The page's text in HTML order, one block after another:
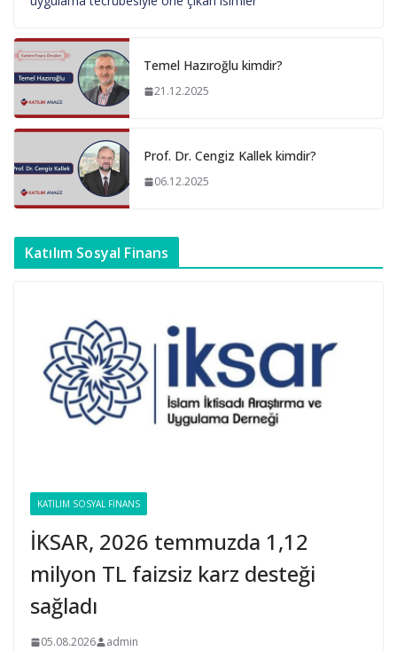
Temel Hazıroğlu kimdir?
21.12.2025
Prof. Dr. Cengiz Kallek kimdir?
06.12.2025
Katılım Sosyal Finans
KATILIM SOSYAL FINANS
İKSAR, 2026 temmuzda 1,12
milyon TL faizsiz karz desteği
sağladı
05.08.2026 admin